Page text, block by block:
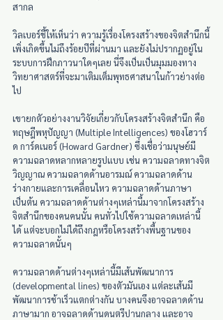
สากล
วิลเบอร์ชี้ให้เห็นว่า ความรู้เรื่องโครงสร้างของจิตสำนึกนี้
เพิ่งเกิดขึ้นไม่ถึงร้อยปีที่ผ่านมา และยังไม่ปรากฏอยู่ใน
ระบบการฝึกภาวนาใดๆเลย นี่จึงเป็นเป็นมุมมองทาง
วิทยาศาสตร์ที่จะมาเติมเต็มพุทธศาสนาในก้าวย่างต่อ
ไป
เขายกตัวอย่างงานวิจัยเกี่ยวกับโครงสร้างจิตสำนึก คือ
ทฤษฎีพหุปัญญา (Multiple Intelligences) ของโฮวาร์
ด การ์ดเนอร์ (Howard Gardner) ซึ่งเชื่อว่ามนุษย์มี
ความฉลาดหลากหลายรูปแบบ เช่น ความฉลาดทางจิต
วิญญาณ ความฉลาดด้านอารมณ์ ความฉลาดด้าน
ร่างกายและการเคลื่อนไหว ความฉลาดด้านภาษา
เป็นต้น ความฉลาดด้านต่างๆเหล่านี้มาจากโครงสร้าง
จิตสำนึกของคนคนนั้น คนทั่วไปใช้ความฉลาดเหล่านี้
ได้ แต่จะบอกไม่ได้ถึงกฎหรือโครงสร้างพื้นฐานของ
ความฉลาดนั้นๆ
ความฉลาดด้านต่างๆเหล่านี้มีเส้นพัฒนาการ
(developmental lines) ของตัวมันเอง แต่ละเส้นมี
พัฒนาการช้าเร็วแตกต่างกัน บางคนจึงอาจฉลาดด้าน
ภาษามาก อาจฉลาดด้านดนตรีปานกลาง และอาจ